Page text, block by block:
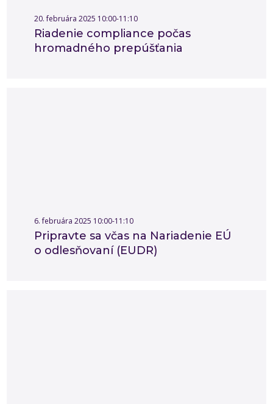
20. februára 2025 10:00-11:10
Riadenie compliance počas
hromadného prepúšťania
6. februára 2025 10:00-11:10
Pripravte sa včas na Nariadenie EÚ
o odlesňovaní (EUDR)